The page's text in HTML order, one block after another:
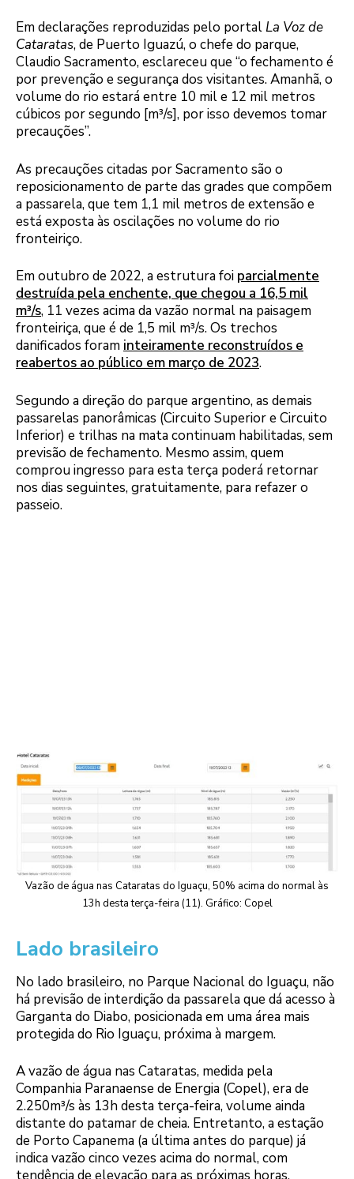
Em declarações reproduzidas pelo portalLa Voz de
Cataratas, de Puerto Iguazú, o chefe do parque,
Claudio Sacramento, esclareceu que “o fechamento é
por prevenção e segurança dos visitantes. Amanhã, o
volume do rio estará entre 10 mil e 12 mil metros
cúbicos por segundo [m³/s], por isso devemos tomar
precauções”.
As precauções citadas por Sacramento são o
reposicionamento de parte das grades que compõem
a passarela, que tem 1,1 mil metros de extensão e
está exposta às oscilações no volume do rio
fronteiriço.
Em outubro de 2022, a estrutura foi parcialmente
destruída pela enchente, que chegou a 16,5 mil
m³/s, 11 vezes acima da vazão normal na paisagem
fronteiriça, que é de 1,5 mil m³/s. Os trechos
danificados foram inteiramente reconstruídos e
reabertos ao público em março de 2023.
Segundo a direção do parque argentino, as demais
passarelas panorâmicas (Circuito Superior e Circuito
Inferior) e trilhas na mata continuam habilitadas, sem
previsão de fechamento. Mesmo assim, quem
comprou ingresso para esta terça poderá retornar
nos dias seguintes, gratuitamente, para refazer o
passeio.
Vazão de água nas Cataratas do Iguaçu, 50% acima do normal às
13h desta terça-feira (11). Gráfico: Copel
Lado brasileiro
No lado brasileiro, no Parque Nacional do Iguaçu, não
há previsão de interdição da passarela que dá acesso à
Garganta do Diabo, posicionada em uma área mais
protegida do Rio Iguaçu, próxima à margem.
A vazão de água nas Cataratas, medida pela
Companhia Paranaense de Energia (Copel), era de
2.250m³/s às 13h desta terça-feira, volume ainda
distante do patamar de cheia. Entretanto, a estação
de Porto Capanema (a última antes do parque) já
indica vazão cinco vezes acima do normal, com